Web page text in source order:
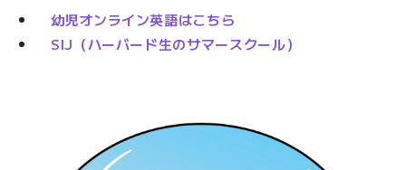
幼児オンライン英語はこちら
SIJ（ハーバード生のサマースクール）